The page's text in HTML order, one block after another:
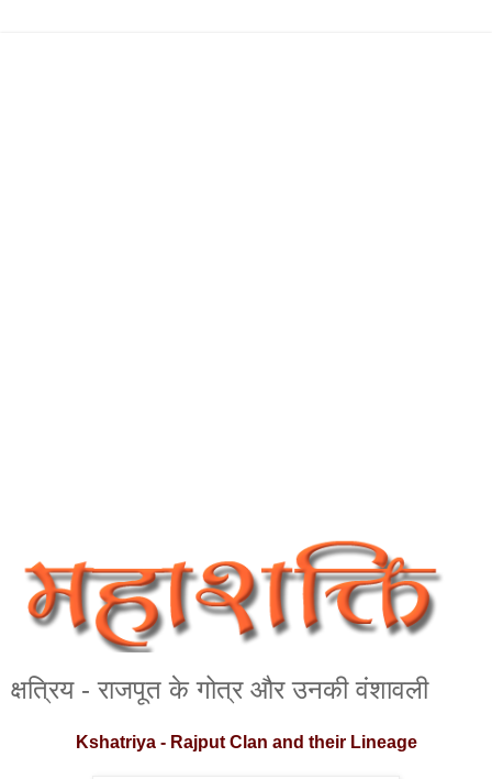
क्षत्रिय - राजपूत के गोत्र और उनकी वंशावली
Kshatriya - Rajput Clan and their Lineage